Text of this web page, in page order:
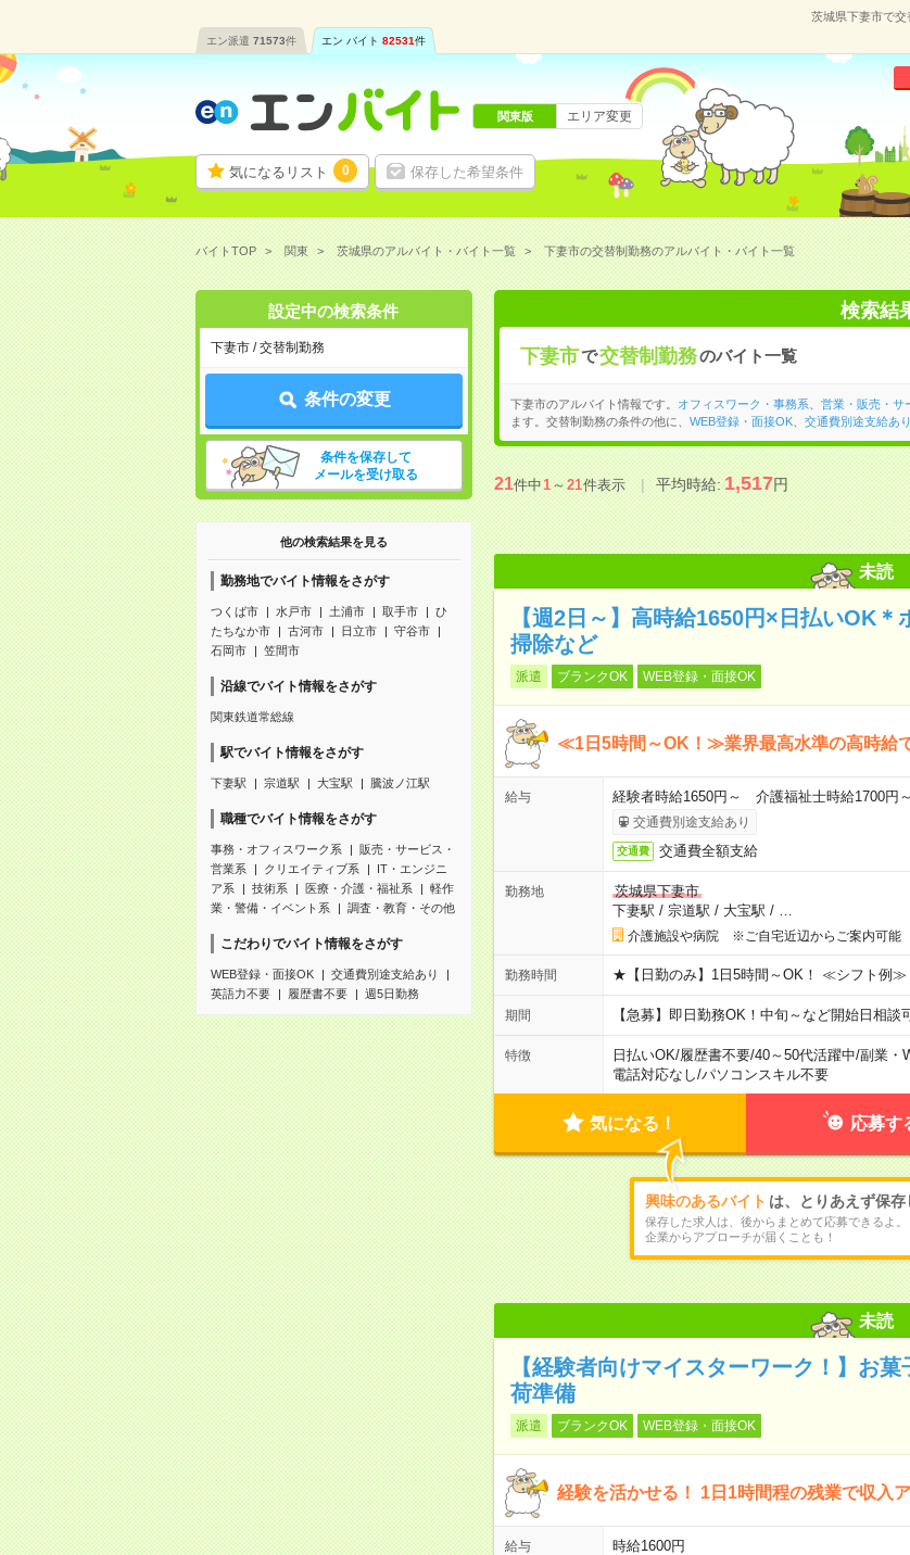
茨城県下妻市で交
エン派遣 71573件 エン バイト 82531件
気になるリスト 0 保存した希望条件
関東版 エリア変更
バイトTOP 関東 茨城県のアルバイト・バイト一覧 下妻市の交替制勤務のアルバイト・バイト一覧
設定中の検索条件
下妻市 / 交替制勤務
条件の変更
条件を保存して
メールを受け取る
他の検索結果を見る
勤務地でバイト情報をさがす
つくば市 水戸市 土浦市 取手市
ひ
たちなか市
古河市 日立市
守谷市
石岡市
笠間市
沿線でバイト情報をさがす
関東鉄道常総線
駅でバイト情報をさがす
下妻駅 宗道駅 大宝駅 騰波ノ江駅
職種でバイト情報をさがす
事務・オフィスワーク系
販売・サービス・
営業系
クリエイティブ系
IT・エンジニ
ア系
技術系 医療・介護・福祉系
軽作
業・警備・イベント系
調査・教育・その他
こだわりでバイト情報をさがす
WEB登録・面接OK
交通費別途支給あり
英語力不要
履歴書不要 週5日勤務
検索結
下妻市で交替制勤務のバイト一覧
下妻市のアルバイト情報です。 オフィスワーク・事務系 営業・販売・サ
ます。交替制勤務の条件の他に、 WEB登録・面接OK、 交通費別途支給あり
21件中1～21件表示 平均時給:1,517円
未読
【週2日～】高時給1650円×日払いOK
掃除など
派遣 ブランクOK WEB登録・面接OK
≪1日5時間～OK！≫業界最高水準の高時給
給与 経験者時給1650円～ 介護福祉士時給1700
交通費別途支給あり
交通費 交通費全額支給
勤務地
茨城県下妻市
下妻駅 / 宗道駅 / 大宝駅 /
介護施設や病院 ※ご自宅近辺からご案内可能
勤務時間 ★【日勤のみ】1日5時間～OK！ ≪シフト例
期間 【急募】即日勤務OK！中旬～など開始日相
特徴 日払いOK/履歴書不要/40～50代活躍中/副業・
電話対応なし/パソコンスキル不要
気になる！ 応募す
興味のあるバイト は、とりあえず保存
保存した求人は、後からまとめて応募できるよ。
企業からアプローチが届くことも！
未読
【経験者向けマイスターワーク！】お
荷準備
派遣 ブランクOK WEB登録・面接OK
経験を活かせる！ 1日1時間程の残業で収入ア
給与 時給1600円